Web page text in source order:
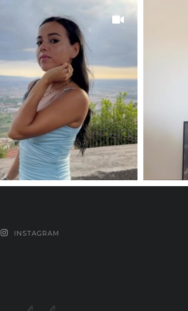
INSTAGRAM